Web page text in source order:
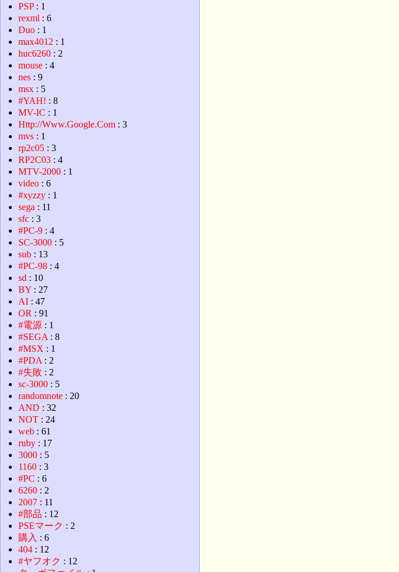
PSP: 1
rexml : 6
Duo : 1
max4012 : 1
huc6260 : 2
mouse : 4
nes : 9
msx : 5
#YAH! : 8
MV-IC : 1
Http://Www.Google.Com : 3
mvs : 1
rp2c05 : 3
RP2C03 : 4
MTV-2000 : 1
video : 6
#xyzzy : 1
sega : 11
sfc : 3
#PC-9 : 4
SC-3000 : 5
sub : 13
#PC-98 : 4
sd : 10
BY : 27
AI : 47
OR : 91
#電源 : 1
#SEGA : 8
#MSX : 1
#PDA : 2
#失敗 : 2
sc-3000 : 5
randomnote : 20
AND : 32
NOT : 24
web : 61
ruby : 17
3000 : 5
1160 : 3
#PC : 6
6260 : 2
2007 : 11
#部品 : 12
PSEマーク : 2
購入 : 6
404 : 12
#ヤフオク : 12